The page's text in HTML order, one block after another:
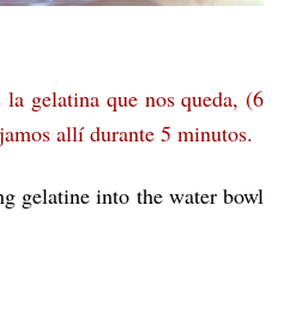
gelatina que nos queda, (6
allí durante 5 minutos.
gelatine into the water bowl